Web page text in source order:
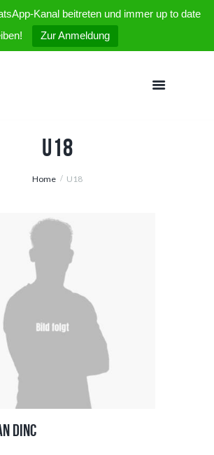
Kanal beitreten und immer up to date
Zur Anmeldung
U18
Home U18
Dinc